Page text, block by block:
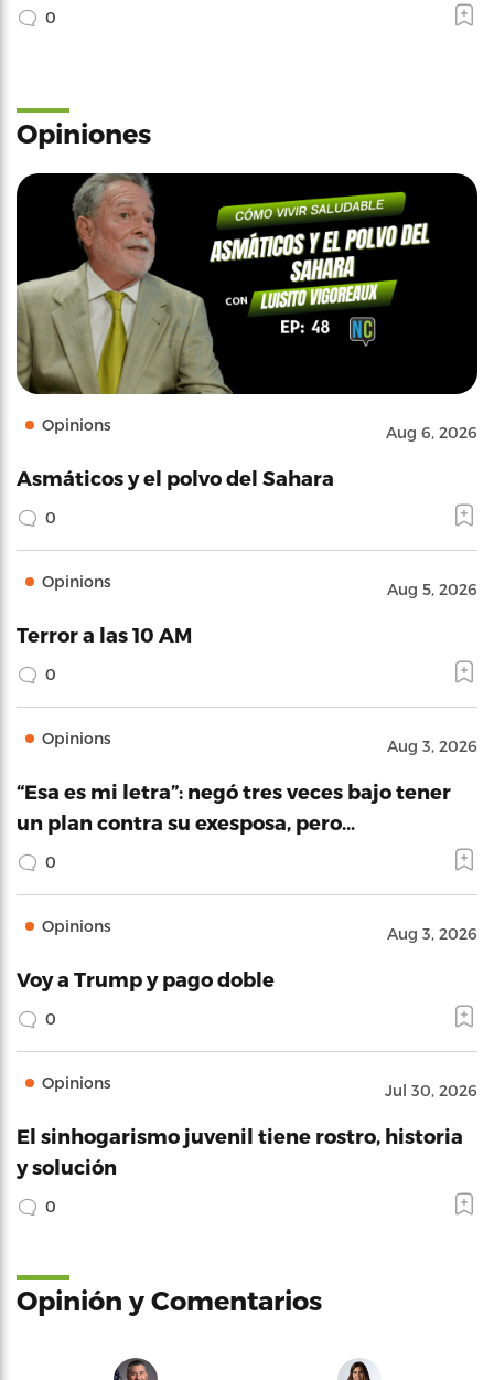
0
Opiniones
Opinions Aug 6, 2026
Asmáticos y el polvo del Sahara
0
Opinions Aug 5, 2026
Terror a las 10 AM
0
Opinions Aug 3, 2026
“Esa es mi letra”: negó tres veces bajo tener
un plan contra su exesposa, pero…
0
Opinions Aug 3, 2026
Voy a Trump y pago doble
0
Opinions Jul 30, 2026
El sinhogarismo juvenil tiene rostro, historia
y solución
0
Opinión y Comentarios